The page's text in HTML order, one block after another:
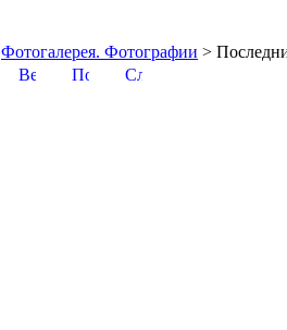
Фотогалерея. Фотографии >